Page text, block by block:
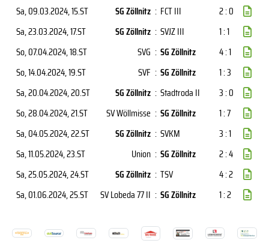
Sa, 09.03.2024, 15.ST SG Zöllnitz : FCT III
2 : 0
Sa, 23.03.2024, 17.ST SG Zöllnitz : SVJZ III
1 : 1
So, 07.04.2024, 18.ST SVG : SG Zöllnitz
4 : 1
So, 14.04.2024, 19.ST SVF : SG Zöllnitz
1 : 3
Sa, 20.04.2024, 20.ST SG Zöllnitz : Stadtroda II
3 : 0
So, 28.04.2024, 21.ST SV Wöllmisse : SG Zöllnitz
1 : 7
Sa, 04.05.2024, 22.ST SG Zöllnitz : SVKM
3 : 1
Sa, 11.05.2024, 23.ST Union : SG Zöllnitz
2 : 4
Sa, 25.05.2024, 24.ST SG Zöllnitz : TSV
4 : 2
Sa, 01.06.2024, 25.ST SV Lobeda 77 II : SG Zöllnitz 1 : 2